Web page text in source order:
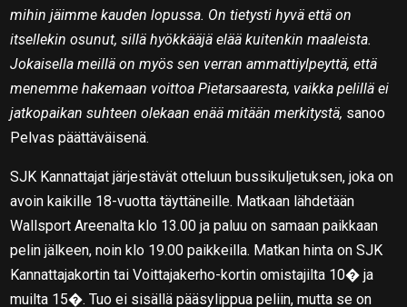
mihin jäimme kauden lopussa. On tietysti hyvä että on
itsellekin osunut, sillä hyökkääjä elää kuitenkin maaleista.
Jokaisella meillä on myös sen verran ammattiylpeyttä, että
menemme hakemaan voittoa Pietarsaaresta, vaikka pelillä ei
jatkopaikan suhteen olekaan enää mitään merkitystä, sanoo
Pelvas päättäväisenä.
SJK Kannattajat järjestävät otteluun bussikuljetuksen, joka on
avoin kaikille 18-vuotta täyttäneille. Matkaan lähdetään
Wallsport Areenalta klo 13.00 ja paluu on samaan paikkaan
pelin jälkeen, noin klo 19.00 paikkeilla. Matkan hinta on SJK
Kannattajakortin tai Voittajakerho-kortin omistajilta 10� ja
muilta 15�. Tuo ei sisällä pääsylippua peliin, mutta se on